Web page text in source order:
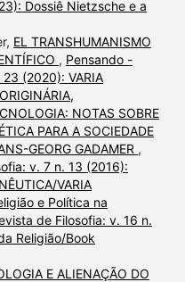
Dossiê Nietzsche e a
EL TRANSHUMANISMO
, Pensando -
(2020): VARIA
NOTAS SOBRE
PARA A SOCIEDADE
GEORG GADAMER ,
v. 7 n. 13 (2016):
VARIA
e Política na
de Filosofia: v. 16 n.
Religião/Book
E ALIENAÇÃO DO